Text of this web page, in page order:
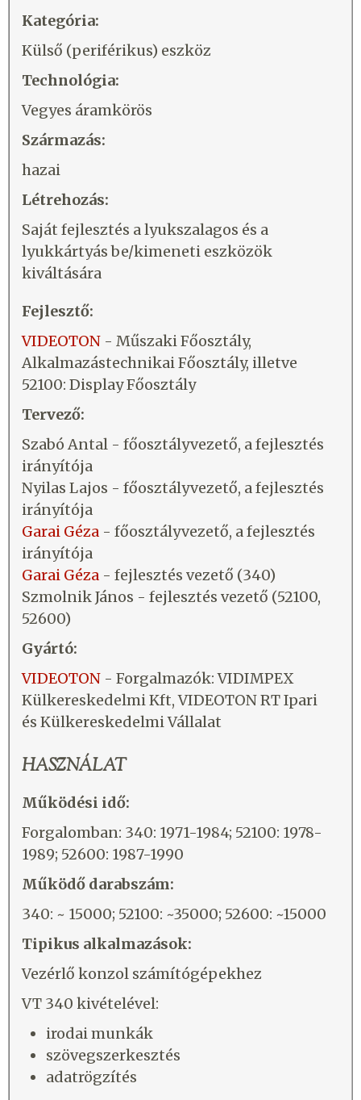
Kategória:
Külső (periférikus) eszköz
Technológia:
Vegyes áramkörös
Származás:
hazai
Létrehozás:
Saját fejlesztés a lyukszalagos és a
lyukkártyás be/kimeneti eszközök
kiváltására
Fejlesztő:
VIDEOTON - Műszaki Főosztály,
Alkalmazástechnikai Főosztály, illetve
52100: Display Főosztály
Tervező:
Szabó Antal - főosztályvezető, a fejlesztés
irányítója
Nyilas Lajos - főosztályvezető, a fejlesztés
irányítója
Garai Géza - főosztályvezető, a fejlesztés
irányítója
Garai Géza - fejlesztés vezető (340)
Szmolnik János - fejlesztés vezető (52100,
52600)
Gyártó:
VIDEOTON - Forgalmazók: VIDIMPEX
Külkereskedelmi Kft, VIDEOTON RT Ipari
és Külkereskedelmi Vállalat
HASZNÁLAT
Működési idő:
Forgalomban: 340: 1971-1984; 52100: 1978-
1989; 52600: 1987-1990
Működő darabszám:
340: ~ 15000; 52100: ~35000; 52600: ~15000
Tipikus alkalmazások:
Vezérlő konzol számítógépekhez
VT 340 kivételével:
irodai munkák
szövegszerkesztés
adatrögzítés